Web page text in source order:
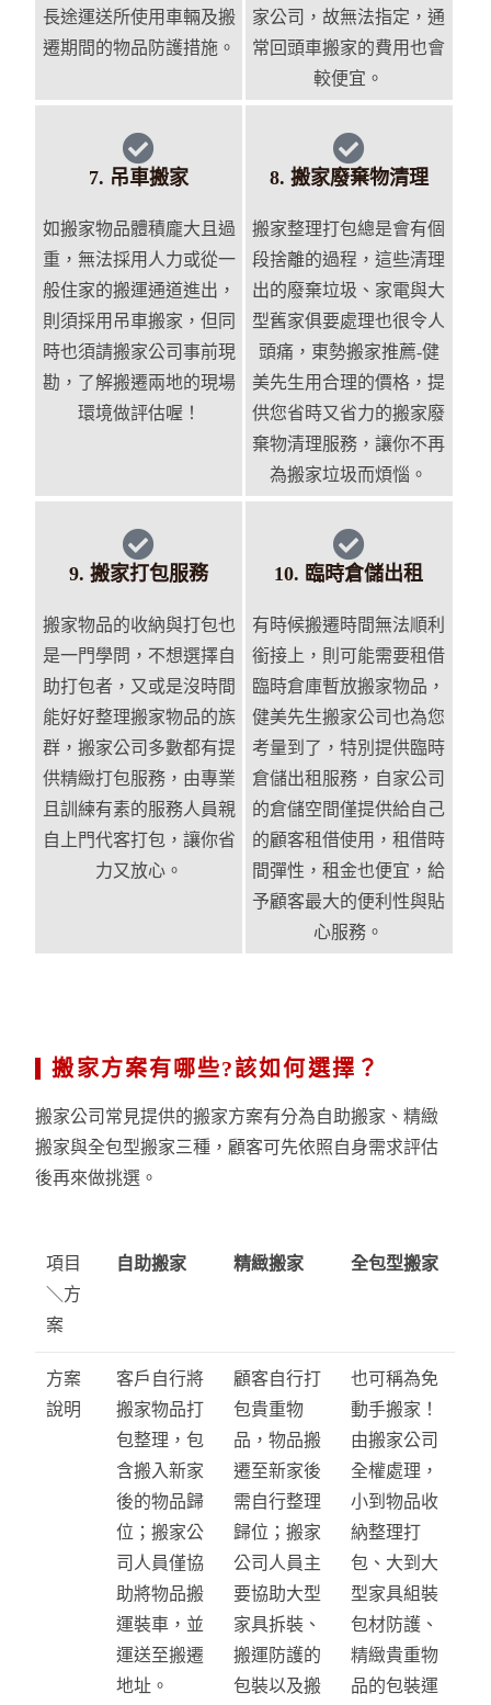
長途運送所使用車輛及搬
遷期間的物品防護措施。
家公司，故無法指定，通
常回頭車搬家的費用也會
較便宜。
7. 吊車搬家
如搬家物品體積龐大且過
重，無法採用人力或從一
般住家的搬運通道進出，
則須採用吊車搬家，但同
時也須請搬家公司事前現
勘，了解搬遷兩地的現場
環境做評估喔！
8. 搬家廢棄物清理
搬家整理打包總是會有個
段捨離的過程，這些清理
出的廢棄垃圾、家電與大
型舊家俱要處理也很令人
頭痛，東勢搬家推薦-健
美先生用合理的價格，提
供您省時又省力的搬家廢
棄物清理服務，讓你不再
為搬家垃圾而煩惱。
9. 搬家打包服務
搬家物品的收納與打包也
是一門學問，不想選擇自
助打包者，又或是沒時間
能好好整理搬家物品的族
群，搬家公司多數都有提
供精緻打包服務，由專業
且訓練有素的服務人員親
自上門代客打包，讓你省
力又放心。
10. 臨時倉儲出租
有時候搬遷時間無法順利
銜接上，則可能需要租借
臨時倉庫暫放搬家物品，
健美先生搬家公司也為您
考量到了，特別提供臨時
倉儲出租服務，自家公司
的倉儲空間僅提供給自己
的顧客租借使用，租借時
間彈性，租金也便宜，給
予顧客最大的便利性與貼
心服務。
搬家方案有哪些?該如何選擇？
搬家公司常見提供的搬家方案有分為自助搬家、精緻
搬家與全包型搬家三種，顧客可先依照自身需求評估
後再來做挑選。
項目
＼方
案
自助搬家 精緻搬家 全包型搬家
方案
說明
客戶自行將
搬家物品打
包整理，包
含搬入新家
後的物品歸
位；搬家公
司人員僅協
助將物品搬
運裝車，並
運送至搬遷
地址。
顧客自行打
包貴重物
品，物品搬
遷至新家後
需自行整理
歸位；搬家
公司人員主
要協助大型
家具拆裝、
搬運防護的
包裝以及搬
也可稱為免
動手搬家！
由搬家公司
全權處理，
小到物品收
納整理打
包、大到大
型家具組裝
包材防護、
精緻貴重物
品的包裝運